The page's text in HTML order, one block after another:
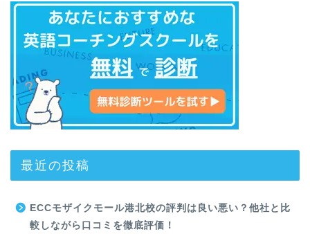
最近の投稿
ECCモザイクモール港北校の評判は良い悪い？他社と比
較しながら口コミを徹底評価！